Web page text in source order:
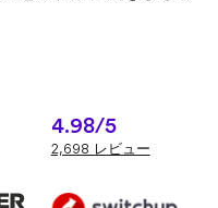
4.98/5
2,698 レビュー